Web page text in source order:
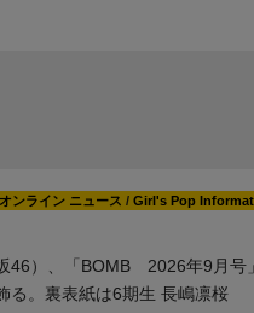
ンライン ニュース / Girl's Pop
46）、「BOMB 2026年9月号
る。裏表紙は6期生 長嶋凛桜